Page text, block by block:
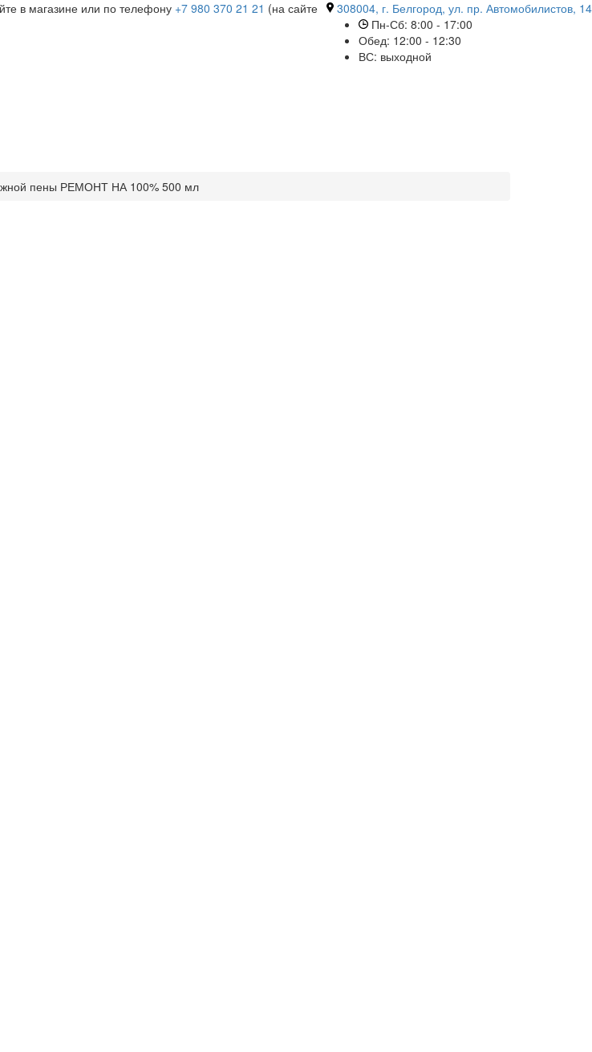
308004, г. Белгород, ул. пр. Автомобилистов, 14
Пн-Сб: 8:00 - 17:00
Обед: 12:00 - 12:30
ВС: выходной
в магазине или по телефону +7 980 370 21 21 (на сайте
пены РЕМОНТ НА 100% 500 мл